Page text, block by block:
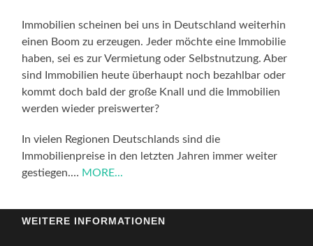
Immobilien scheinen bei uns in Deutschland weiterhin
einen Boom zu erzeugen. Jeder möchte eine Immobilie
haben, sei es zur Vermietung oder Selbstnutzung. Aber
sind Immobilien heute überhaupt noch bezahlbar oder
kommt doch bald der große Knall und die Immobilien
werden wieder preiswerter?
In vielen Regionen Deutschlands sind die
Immobilienpreise in den letzten Jahren immer weiter
gestiegen.… MORE...
WEITERE INFORMATIONEN